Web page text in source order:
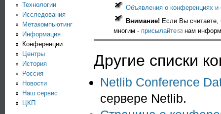
Объявления о конференциях и
Внимание! Если Вы считаете,
многим - присылайте(link sends e-
нам
Другие списки
Netlib Conference
сервере Netlib.
Технологии
Исследования
Метакомпьютинг
Информация
Конференции
Центры
История
Россия
Новости
Наш сервис
ЦКП